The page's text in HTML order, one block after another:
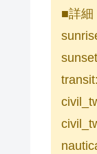
■詳細